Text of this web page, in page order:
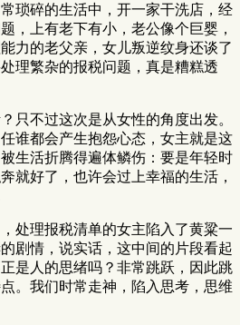
琐碎的生活中，开一家干洗店，经
，上有老下有小，老公像个巨婴，
力的老父亲，女儿叛逆纹身还谈了
理繁杂的报税问题，真是糟糕透
只不过这次是从女性的角度出发。
谁都会产生抱怨心态，女主就是这
生活折腾得遍体鳞伤：要是年轻时
就好了，也许会过上幸福的生活，
处理报税清单的女主陷入了黄粱一
剧情，说实话，这中间的片段看起
是人的思绪吗？非常跳跃，因此跳
。我们时常走神，陷入思考，思维